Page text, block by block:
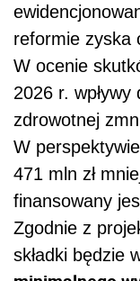
reformie zyska
W ocenie
2026 r. wpływy
zdrowotnej
W
471 mln zł
finansowany
Zgodnie z
składki będzie